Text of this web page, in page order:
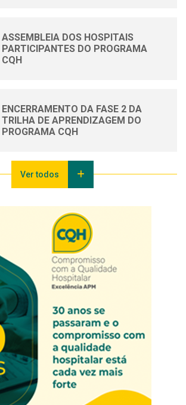
ASSEMBLEIA DOS HOSPITAIS
PARTICIPANTES DO PROGRAMA
CQH
ENCERRAMENTO DA FASE 2 DA
TRILHA DE APRENDIZAGEM DO
PROGRAMA CQH
Ver todos